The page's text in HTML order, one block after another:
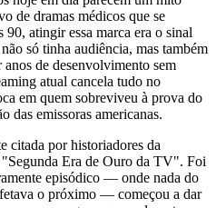
de dramas médicos que se
90, atingir essa marca era o sinal
só tinha audiência, mas também
anos de desenvolvimento sem
atual cancela tudo no
em quem sobreviveu à prova do
das emissoras americanas.
citada por historiadores da
Era de Ouro da TV". Foi
episódico — onde nada do
o próximo — começou a dar